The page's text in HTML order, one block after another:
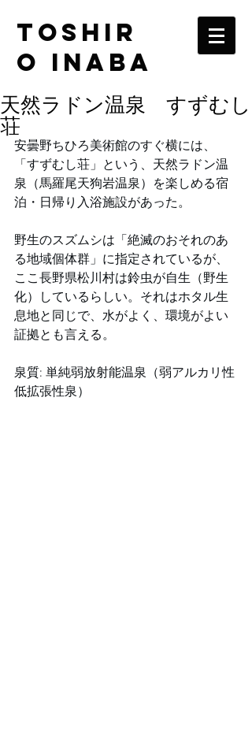
TOSHIR
O INABA
天然ラドン温泉 すずむし
荘
安曇野ちひろ美術館のすぐ横には、
「すずむし荘」という、天然ラドン温
泉（馬羅尾天狗岩温泉）を楽しめる宿
泊・日帰り入浴施設があった。
野生のスズムシは「絶滅のおそれのあ
る地域個体群」に指定されているが、
ここ長野県松川村は鈴虫が自生（野生
化）しているらしい。それはホタル生
息地と同じで、水がよく、環境がよい
証拠とも言える。
泉質: 単純弱放射能温泉（弱アルカリ性
低拡張性泉）